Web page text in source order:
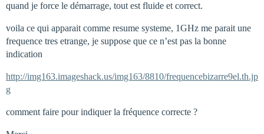
quand je force le démarrage, tout est fluide et correct.
voila ce qui apparait comme resume systeme, 1GHz me parait une
frequence tres etrange, je suppose que ce n’est pas la bonne
indication
http://img163.imageshack.us/img163/8810/frequencebizarre9el.th.jp
g
comment faire pour indiquer la fréquence correcte ?